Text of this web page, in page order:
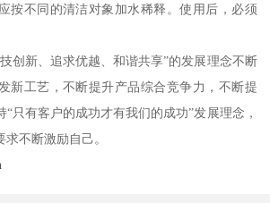
按不同的清洁对象加水稀释。使用后，必须
创新、追求优越、和谐共享”的发展理念不断
新工艺，不断提升产品综合竞争力，不断提
只有客户的成功才有我们的成功”发展理念，
不断激励自己。